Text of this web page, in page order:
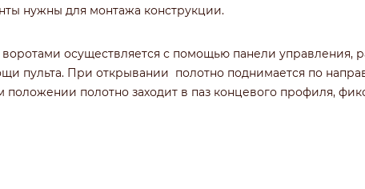
нужны для монтажа конструкции.
осуществляется с помощью панели управления,
пульта. При открывании полотно поднимается по
положении полотно заходит в паз концевого профиля,